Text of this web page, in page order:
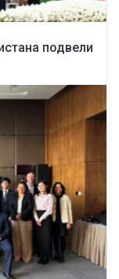
подвели